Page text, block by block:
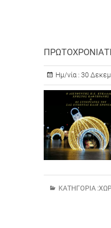
Ημ/νία : 30
ΚΑΤΗΓΟΡΊΑ :